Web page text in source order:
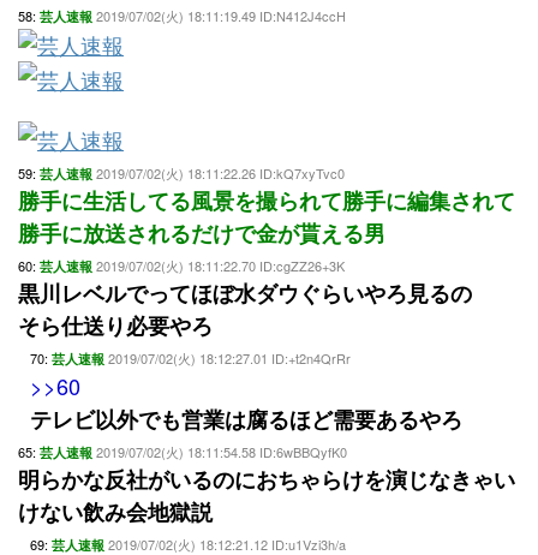
58: 芸人速報 2019/07/02(火) 18:11:19.49 ID:N412J4ccH
59: 芸人速報 2019/07/02(火) 18:11:22.26 ID:kQ7xyTvc0
勝手に生活してる風景を撮られて勝手に編集されて
勝手に放送されるだけで金が貰える男
60: 芸人速報 2019/07/02(火) 18:11:22.70 ID:cgZZ26+3K
黒川レベルでってほぼ水ダウぐらいやろ見るの
そら仕送り必要やろ
70: 芸人速報 2019/07/02(火) 18:12:27.01 ID:+t2n4QrRr
>>60
テレビ以外でも営業は腐るほど需要あるやろ
65: 芸人速報 2019/07/02(火) 18:11:54.58 ID:6wBBQyfK0
明らかな反社がいるのにおちゃらけを演じなきゃい
けない飲み会地獄説
69: 芸人速報 2019/07/02(火) 18:12:21.12 ID:u1Vzi3h/a